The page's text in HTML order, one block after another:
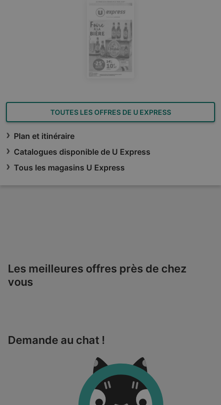
TOUTES LES OFFRES DE U EXPRESS
Plan et itinéraire
Catalogues disponible de U Express
Tous les magasins U Express
Les meilleures offres près de chez
vous
Demande au chat !